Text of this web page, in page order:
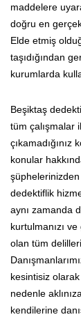
maddelere
doğru en
Elde etmiş
taşıdığından
kurumlarda
Beşiktaş
tüm çalışmalar
çıkamadığınız
konular
şüphelerinizden
dedektiflik
aynı zamanda
kurtulmanızı
olan tüm
kesintisiz
nedenle
kendilerine